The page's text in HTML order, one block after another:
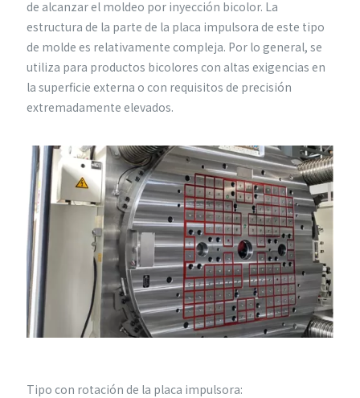
de alcanzar el moldeo por inyección bicolor. La
estructura de la parte de la placa impulsora de este tipo
de molde es relativamente compleja. Por lo general, se
utiliza para productos bicolores con altas exigencias en
la superficie externa o con requisitos de precisión
extremadamente elevados.
Tipo con rotación de la placa impulsora: